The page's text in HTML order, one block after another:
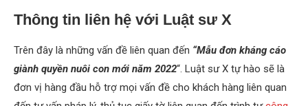
Thông tin liên hệ với Luật sư X
Trên đây là những vấn đề liên quan đến “Mẫu đơn kháng cáo
giành quyền nuôi con mới năm 2022“. Luật sư X tự hào sẽ là
đơn vị hàng đầu hỗ trợ mọi vấn đề cho khách hàng liên quan